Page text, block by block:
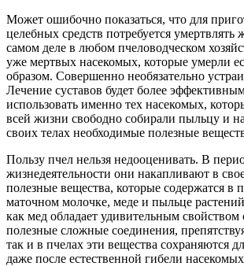
Может ошибочно показаться, что для
целебных средств потребуется
самом деле в любом пчеловодческом
уже мертвых насекомых, которые умерли
образом. Совершенно необязательно
Лечение суставов будет более
использовать именно тех насекомых,
всей жизни свободно собирали пыльцу и
своих телах необходимые полезные
Пользу пчел нельзя недооценивать. В
жизнедеятельности они накапливают в
полезные вещества, которые содержатся в
маточном молочке, меде и пыльце
как мед обладает удивительным свойством
полезные сложные соединения,
так и в пчелах эти вещества сохраняются
даже после естественной гибели